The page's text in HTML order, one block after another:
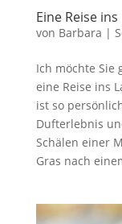
Eine Reise
von Barbara |
Ich möchte Sie
eine Reise ins
ist so
Dufterlebnis
Schälen einer
Gras nach